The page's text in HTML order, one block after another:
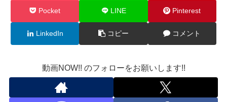
Pocket LINE Pinterest
LinkedIn コピー コメント
動画NOW!! のフォローをお願いします!!